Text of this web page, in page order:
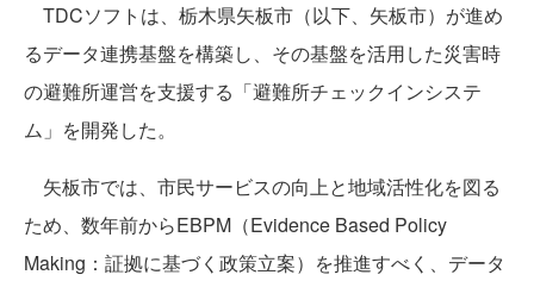
TDCソフトは、栃木県矢板市（以下、矢板市）が進め
るデータ連携基盤を構築し、その基盤を活用した災害時
の避難所運営を支援する「避難所チェックインシステ
ム」を開発した。
矢板市では、市民サービスの向上と地域活性化を図る
ため、数年前からEBPM（Evidence Based Policy
Making：証拠に基づく政策立案）を推進すべく、データ